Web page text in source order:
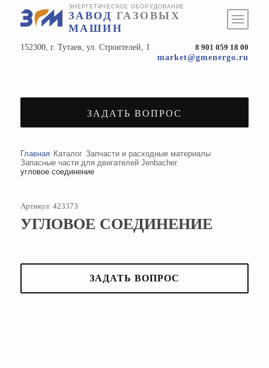
ЭНЕРГЕТИЧЕСКОЕ ОБОРУДОВАНИЕ
ЗАВОД ГАЗОВЫХ
МАШИН
152300, г. Тутаев, ул. Строителей, 1
8 901 059 18 00
market@gmenergo.ru
ЗАДАТЬ ВОПРОС
Главная Каталог Запчасти и расходные материалы
Запасные части для двигателей Jenbacher
угловое соединение
Артикул: 423373
УГЛОВОЕ СОЕДИНЕНИЕ
ЗАДАТЬ ВОПРОС